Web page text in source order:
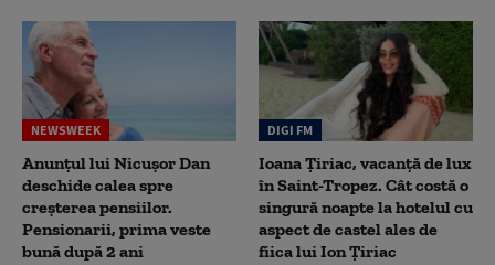
NEWSWEEK
Anunțul lui Nicușor Dan
deschide calea spre
creșterea pensiilor.
Pensionarii, prima veste
bună după 2 ani
DIGI FM
Ioana Țiriac, vacanță de lux
în Saint-Tropez. Cât costă o
singură noapte la hotelul cu
aspect de castel ales de
fiica lui Ion Țiriac